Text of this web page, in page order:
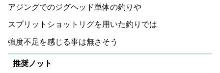
アジングでのジグヘッド単体の釣りや
スプリットショットリグを用いた釣りでは
強度不足を感じる事は無さそう
推奨ノット